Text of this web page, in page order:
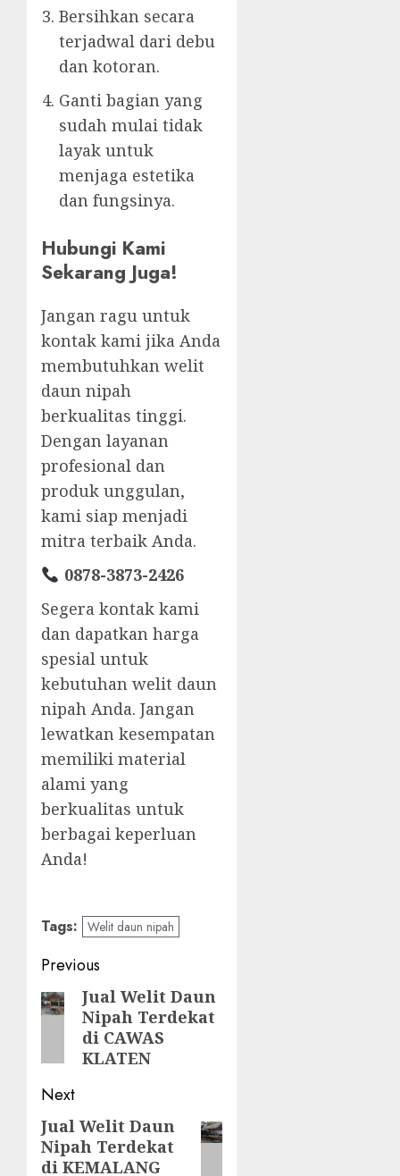
Bersihkan secara
terjadwal dari debu
dan kotoran.
Ganti bagian yang
sudah mulai tidak
layak untuk
menjaga estetika
dan fungsinya.
Hubungi Kami
Sekarang Juga!
Jangan ragu untuk
kontak kami jika Anda
membutuhkan welit
daun nipah
berkualitas tinggi.
Dengan layanan
profesional dan
produk unggulan,
kami siap menjadi
mitra terbaik Anda.
0878-3873-2426
Segera kontak kami
dan dapatkan harga
spesial untuk
kebutuhan welit daun
nipah Anda. Jangan
lewatkan kesempatan
memiliki material
alami yang
berkualitas untuk
berbagai keperluan
Anda!
Tags: Welit daun nipah
Post
navigation
Previous
Previous
post:
Jual Welit Daun
Nipah Terdekat
di CAWAS
KLATEN
Next
Next
post:
Jual Welit Daun
Nipah Terdekat
di KEMALANG